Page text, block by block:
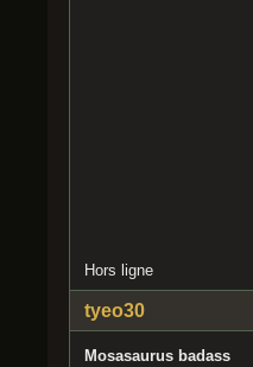
Hors ligne
tyeo30
Mosasaurus badass